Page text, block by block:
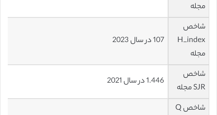
مجله
شاخص
H_index
مجله
107 در سال 2023
شاخص
SJR مجله
1.446 در سال 2021
شاخص Q